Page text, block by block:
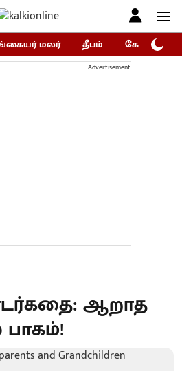
மலர் தீபம் கோகுலம்/
Advertisement
ஆறாத